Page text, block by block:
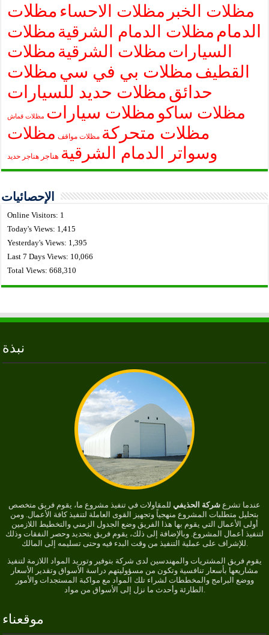
مظلات الخبر مظلات الاحساء مظلات
الدمام مظلات الدمام الشرقية مظلات
السياراتمظلات الشرقية مظلات
القطيفمظلات بي في سيمظلات
حدائقمظلات حديد للسيارات
مظلات ساكو مظلات سيارات مظلات قماش
مظلات متحركة مظلات مواقف مظلات
وسواتر الدمام الشرقية هناجر هناجر حديد
الإحصائيات
Online Visitors: 1
Today's Views: 1,415
Yesterday's Views: 1,395
Last 7 Days Views: 10,066
Total Views:668,310
نبذة
عندما تشرع شركة الحذيفي للمقاولات في تنفيذ مشروع ما، يقوم فريق متخصص
بتحليل متطلبات المشروع منهجياً وتجهيز القوى العاملة لتنفيذ كافة الأعمال. ومن
أولى الأعمال التي يقوم بها هذا الفريق وضع الجدول الزمني والتخطيط اللازمين
لتنفيذ أعمال المشروع. وبالإضافة إلى ذلك، يقوم فريق بتحديد وحصر النفقات وذلك
للإشراف على عملية التنفيذ من وقت البدء فيه وحتى تسليمه إلى المالك.
يقوم فريق المشتريات والمهندسين لدى شركة بتوفير وتوريد المواد اللازمة لتنفيذ
مشاريعها بأسعار تنافسية وتكون من مسؤوليتهم دراسة الأسواق وتقدير الأسعار
ووضع البرامج والمخططات لشراء تلك المواد مع مواكبة المستجدات والأمور
الطارئة وأحدث ما نزل إلى الأسواق من مواد.
موقعناء